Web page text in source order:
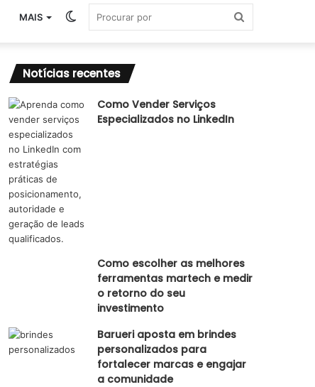
MAIS Switch
Notícias recentes
Como Vender Serviços
Especializados no LinkedIn
Como escolher as melhores
ferramentas martech e medir
o retorno do seu
investimento
Barueri aposta em brindes
personalizados para
fortalecer marcas e engajar
a comunidade